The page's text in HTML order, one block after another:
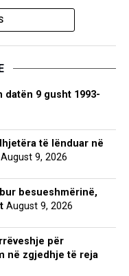
datën 9 gusht 1993-
të lënduar në
August 9, 2026
besueshmërinë,
August 9, 2026
për
në zgjedhje të reja